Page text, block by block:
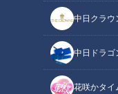
中日クラウ
中日ドラゴ
花咲かタイ